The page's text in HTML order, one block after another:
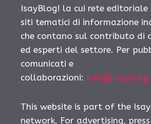
IsayBlog! la cui rete editoriale
siti tematici di informazione
che contano sul contributo di
ed esperti del settore. Per
comunicati e
collaborazioni:
This website is part of the
network. For advertising,